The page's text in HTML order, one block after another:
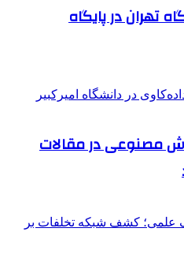
تهران در پایگاه
مصنوعی در مقالات